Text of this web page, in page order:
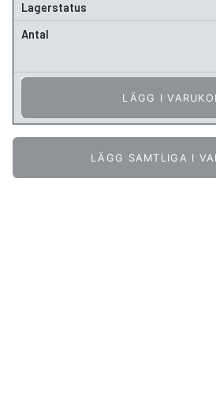
LÄGG I
LÄGG SAMTLIGA I